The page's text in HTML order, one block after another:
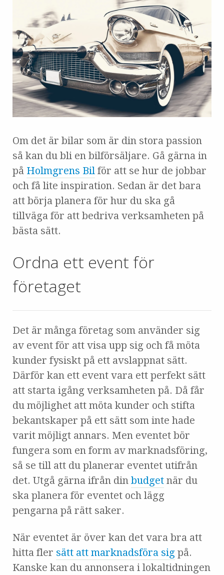
Om det är bilar som är din stora passion
så kan du bli en bilförsäljare. Gå gärna in
på Holmgrens Bil för att se hur de jobbar
och få lite inspiration. Sedan är det bara
att börja planera för hur du ska gå
tillväga för att bedriva verksamheten på
bästa sätt.
Ordna ett event för
företaget
Det är många företag som använder sig
av event för att visa upp sig och få möta
kunder fysiskt på ett avslappnat sätt.
Därför kan ett event vara ett perfekt sätt
att starta igång verksamheten på. Då får
du möjlighet att möta kunder och stifta
bekantskaper på ett sätt som inte hade
varit möjligt annars. Men eventet bör
fungera som en form av marknadsföring,
så se till att du planerar eventet utifrån
det. Utgå gärna ifrån din budget när du
ska planera för eventet och lägg
pengarna på rätt saker.
När eventet är över kan det vara bra att
hitta fler sätt att marknadsföra sig på.
Kanske kan du annonsera i lokaltidningen